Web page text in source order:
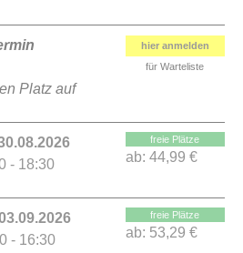
Platz auf
hier anmelden
für Warteliste
- 18:30
freie Plätze
ab: 44,99 €
- 16:30
freie Plätze
ab: 53,29 €